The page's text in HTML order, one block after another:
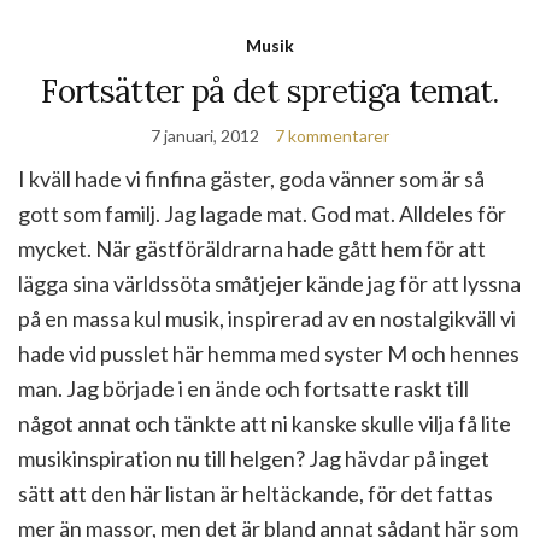
Musik
Fortsätter på det spretiga temat.
7 januari, 2012 7 kommentarer
I kväll hade vi finfina gäster, goda vänner som är så
gott som familj. Jag lagade mat. God mat. Alldeles för
mycket. När gästföräldrarna hade gått hem för att
lägga sina världssöta småtjejer kände jag för att lyssna
på en massa kul musik, inspirerad av en nostalgikväll vi
hade vid pusslet här hemma med syster M och hennes
man. Jag började i en ände och fortsatte raskt till
något annat och tänkte att ni kanske skulle vilja få lite
musikinspiration nu till helgen? Jag hävdar på inget
sätt att den här listan är heltäckande, för det fattas
mer än massor, men det är bland annat sådant här som